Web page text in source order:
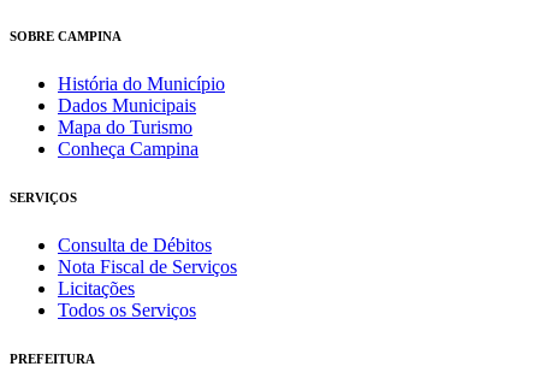
SOBRE CAMPINA
História do Município
Dados Municipais
Mapa do Turismo
Conheça Campina
SERVIÇOS
Consulta de Débitos
Nota Fiscal de Serviços
Licitações
Todos os Serviços
PREFEITURA